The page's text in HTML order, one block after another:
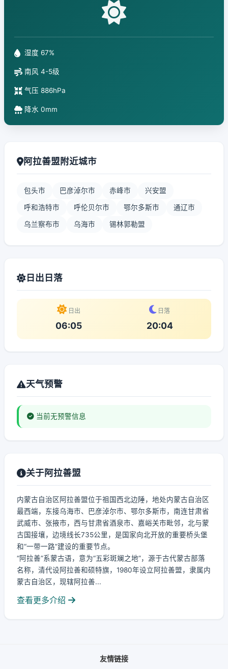
湿度 67%
南风 4-5级
气压 886hPa
降水 0mm
阿拉善盟附近城市
包头市 巴彦淖尔市 赤峰市 兴安盟
呼和浩特市 呼伦贝尔市 鄂尔多斯市 通辽市
乌兰察布市 乌海市 锡林郭勒盟
日出日落
日出
06:05
日落
20:04
天气预警
当前无预警信息
关于阿拉善盟
内蒙古自治区阿拉善盟位于祖国西北边陲，地处内蒙古自治区
最西端，东接乌海市、巴彦淖尔市、鄂尔多斯市，南连甘肃省
武威市、张掖市，西与甘肃省酒泉市、嘉峪关市毗邻，北与蒙
古国接壤，边境线长735公里，是国家向北开放的重要桥头堡
和“一带一路”建设的重要节点。
“阿拉善”系蒙古语，意为“五彩斑斓之地”，源于古代蒙古部落
名称，清代设阿拉善和硕特旗，1980年设立阿拉善盟，隶属内
蒙古自治区，现辖阿拉善...
查看更多介绍
友情链接